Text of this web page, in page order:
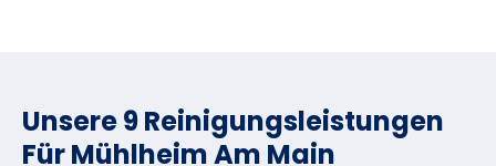
Unsere 9 Reinigungsleistungen
Für Mühlheim Am Main